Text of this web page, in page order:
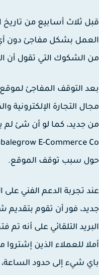
ثلاث أسابيع من تاريخ
بشكل مفاجئ دون أي
الشكوك التي تقول أن
التوقف المفاجئ
التجارة الإلكترونية
جديد، كما لو أن شئ لم
سبب توقف الموقع.
تجربة الدعم الفني على
فور أن تقوم بتقديم
التلقائي على أنه تم
للعملاء الذين إشتروا
شيء إلى حدود الساعة،